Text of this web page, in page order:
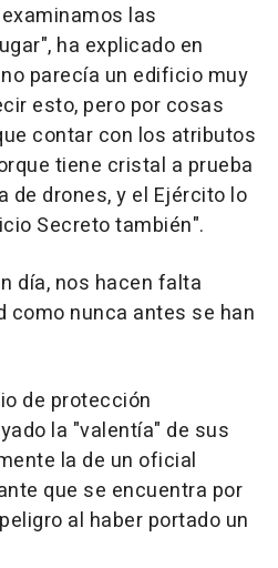
las
ha explicado en
parecía un edificio muy
esto, pero por cosas
contar con los atributos
tiene cristal a prueba
de drones, y el Ejército lo
Secreto también".
día, nos hacen falta
como nunca antes se han
de protección
la "valentía" de sus
la de un oficial
que se encuentra por
al haber portado un